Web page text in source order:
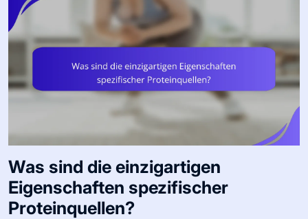
Was sind die einzigartigen
Eigenschaften spezifischer
Proteinquellen?